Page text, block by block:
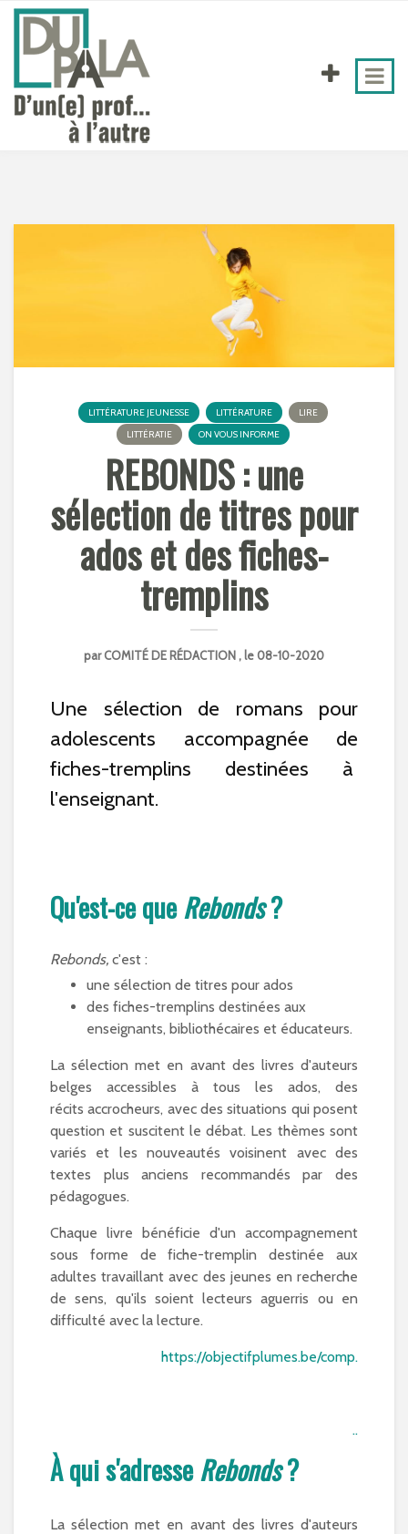
LITTÉRATURE JEUNESSE LITTÉRATURE
LIRE
LITTÉRATIE
ON VOUS INFORME
REBONDS : une
sélection de titres pour
ados et des fiches-
tremplins
parCOMITÉ DE RÉDACTION , le 08-10-2020
Une sélection de romans pour
adolescents accompagnée de
fiches-tremplins destinées à
l'enseignant.
Qu'est-ce queRebonds?
Rebonds, c'est :
une sélection de titres pour ados
des fiches-tremplins destinées aux
enseignants, bibliothécaires et éducateurs.
La sélection met en avant des livres d'auteurs
belges accessibles à tous les ados, des
récits accrocheurs, avec des situations qui posent
question et suscitent le débat. Les thèmes sont
variés et les nouveautés voisinent avec des
textes plus anciens recommandés par des
pédagogues.
Chaque livre bénéficie d'un accompagnement
sous forme de fiche-tremplin destinée aux
adultes travaillant avec des jeunes en recherche
de sens, qu'ils soient lecteurs aguerris ou en
difficulté avec la lecture.
https://objectifplumes.be/comp.
..
À qui s'adresseRebonds?
La sélection met en avant des livres d'auteurs